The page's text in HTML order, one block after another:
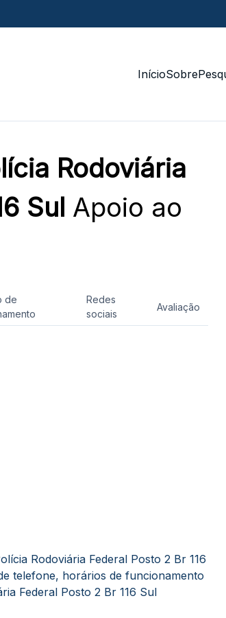
InícioSobre
Rodoviária
Sul Apoio ao
de
Redes
sociais
Avaliação
Rodoviária Federal Posto 2 Br 116
telefone, horários de funcionamento
Federal Posto 2 Br 116 Sul